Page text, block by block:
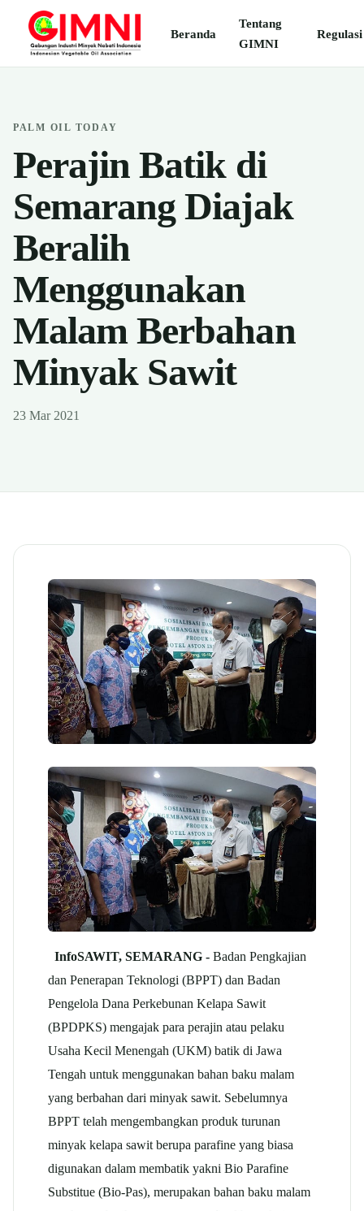
Beranda
Tentang
GIMNI
Regulasi
PALM OIL TODAY
Perajin Batik di
Semarang Diajak
Beralih
Menggunakan
Malam Berbahan
Minyak Sawit
23 Mar 2021
InfoSAWIT, SEMARANG - Badan Pengkajian
dan Penerapan Teknologi (BPPT) dan Badan
Pengelola Dana Perkebunan Kelapa Sawit
(BPDPKS) mengajak para perajin atau pelaku
Usaha Kecil Menengah (UKM) batik di Jawa
Tengah untuk menggunakan bahan baku malam
yang berbahan dari minyak sawit. Sebelumnya
BPPT telah mengembangkan produk turunan
minyak kelapa sawit berupa parafine yang biasa
digunakan dalam membatik yakni Bio Parafine
Substitue (Bio-Pas), merupakan bahan baku malam